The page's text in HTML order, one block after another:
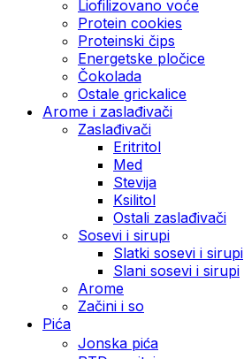
Liofilizovano voće
Protein cookies
Proteinski čips
Energetske pločice
Čokolada
Ostale grickalice
Arome i zaslađivači
Zaslađivači
Eritritol
Med
Stevija
Ksilitol
Ostali zaslađivači
Sosevi i sirupi
Slatki sosevi i sirupi
Slani sosevi i sirupi
Arome
Začini i so
Pića
Jonska pića